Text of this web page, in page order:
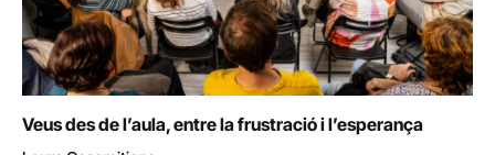
Veus des de l’aula, entre la frustració i l’esperança